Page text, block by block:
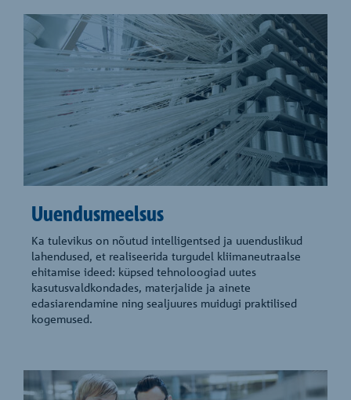
Uuendusmeelsus
Ka tulevikus on nõutud intelligentsed ja uuenduslikud
lahendused, et realiseerida turgudel kliimaneutraalse
ehitamise ideed: küpsed tehnoloogiad uutes
kasutusvaldkondades, materjalide ja ainete
edasiarendamine ning sealjuures muidugi praktilised
kogemused.